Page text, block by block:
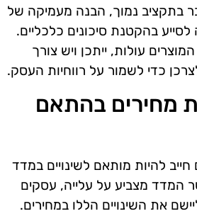
בתקציב נמוך, הבנה מעמיקה של
בהקטנת סיכונים כלכליים.
עולות, ייתכן ויש צורך
כדי לשמור על רווחיות העסק.
מחירים בהתאם
להיות מותאם לשינויים במדד
המדד מצביע על עלייה, עסקים
את השינויים הללו במחירים.